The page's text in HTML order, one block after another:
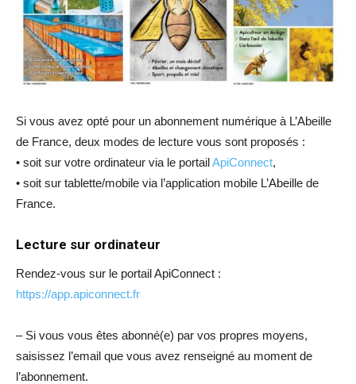
Si vous avez opté pour un abonnement numérique à L’Abeille
de France, deux modes de lecture vous sont proposés :
• soit sur votre ordinateur via le portailApiConnect,
• soit sur tablette/mobile via l’application mobile L’Abeille de
France.
Lecture sur ordinateur
Rendez-vous sur le portail ApiConnect :
https://app.apiconnect.fr
– Si vous vous êtes abonné(e) par vos propres moyens,
saisissez l’email que vous avez renseigné au moment de
l’abonnement.